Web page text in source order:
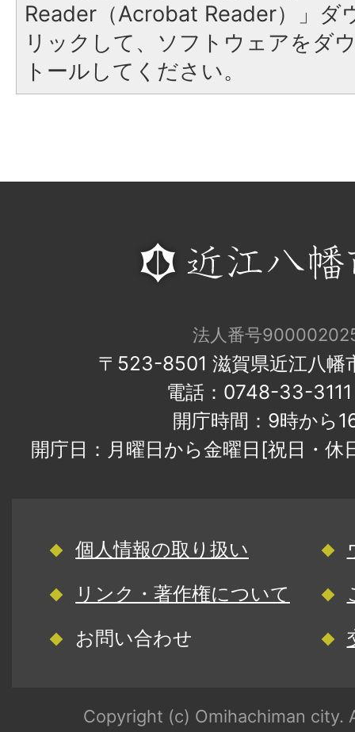
Reader（Acrobat Reader）」ダ
リックして、ソフトウェアをダ
トールしてください。
法人番号
〒523-8501 滋賀県近江八幡
電話：0748-33-
開庁時間：9時から
開庁日：月曜日から金曜日[祝日・
個人情報の取り扱い
リンク・著作権について
お問い合わせ
Copyright (c) Omihachiman city.